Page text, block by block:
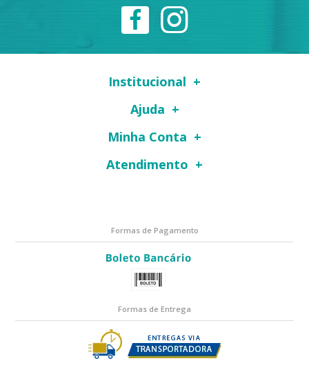
Institucional
Ajuda
Minha Conta
Atendimento
Formas de Pagamento
Formas de Entrega